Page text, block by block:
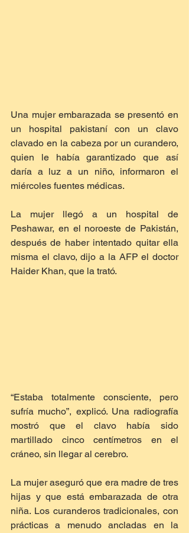
Una mujer embarazada se presentó en
un hospital pakistaní con un clavo
clavado en la cabeza por un curandero,
quien le había garantizado que así
daría a luz a un niño, informaron el
miércoles fuentes médicas.
La mujer llegó a un hospital de
Peshawar, en el noroeste de Pakistán,
después de haber intentado quitar ella
misma el clavo, dijo a la AFP el doctor
Haider Khan, que la trató.
“Estaba totalmente consciente, pero
sufría mucho”, explicó. Una radiografía
mostró que el clavo había sido
martillado cinco centímetros en el
cráneo, sin llegar al cerebro.
La mujer aseguró que era madre de tres
hijas y que está embarazada de otra
niña. Los curanderos tradicionales, con
prácticas a menudo ancladas en la